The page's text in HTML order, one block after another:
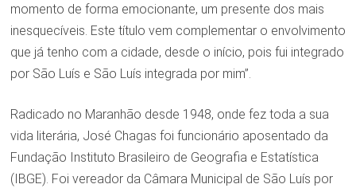
momento de forma emocionante, um presente dos mais
inesquecíveis. Este título vem complementar o envolvimento
que já tenho com a cidade, desde o início, pois fui integrado
por São Luís e São Luís integrada por mim”.
Radicado no Maranhão desde 1948, onde fez toda a sua
vida literária, José Chagas foi funcionário aposentado da
Fundação Instituto Brasileiro de Geografia e Estatística
(IBGE). Foi vereador da Câmara Municipal de São Luís por